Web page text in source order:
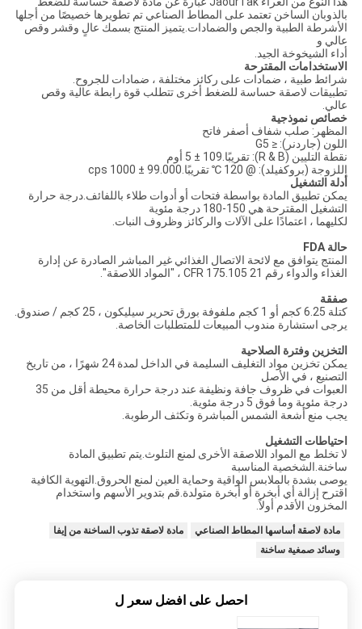
بالذوبان الساخن تعتمد على المطاط الصناعي تم تطويرها خصيصًا من أجلها
الأشرطة الطبية والجص والضمادات.يتميز المنتج بسمك عالٍ وقشر وقص
عالي و
أداء الشيخوخة الجيد.
الاستخدامات المقترحة
شرائط طبية ، ضمادات على ركائز مختلفة ، ضمادات للجروح.
تطبيقات لاصقة حساسة للضغط أخرى تتطلب قوة رابطة عالية وقص
عالي.
خصائص نموذجية
المظهر: صلب شفاف أصفر فاتح
اللون (جاردنر): ≤ G5
نقطة التليين (R & B): تقريبًا.109 ± 5 أوم
اللزوجة (بروكفيلد): @ 120 ℃ تقريبًا.99.000 ± 1000 cps
أدلة التشغيل
يمكن تطبيق المادة بواسطة فتحات أو أدوات طلاء باللفائف.درجة حرارة
التشغيل المقترحة هي 150-180 درجة مئوية
لكليهما ، اعتمادًا على الآلات والركائز وظروف النبات.
حالة FDA
المنتج يتوافق مع لائحة الاتصال الغذائي غير المباشر الصادرة عن إدارة
الغذاء والدواء رقم 21 CFR 175.105 ، "المواد اللاصقة".
صفقة
كتلة 6.25 كجم أو 1 كجم ملفوفة بورق تحرير سيليكون ، 25 كجم / صندوق.
يرجى استشارة مندوب المبيعات للمتطلبات الخاصة.
التخزين وفترة الصلاحية
يمكن تخزين مواد التغليف السليمة في الداخل لمدة 24 شهرًا ، من تاريخ
التصنيع ، في الأصل
العبوات في ظروف جافة ونظيفة عند درجة حرارة محيطة أقل من 35
درجة مئوية وما فوق 5 درجة مئوية.
يجب منع أشعة الشمس المباشرة وتكثف الرطوبة.
احتياطات التشغيل
لا تخلط مع المواد اللاصقة الأخرى لمنع التلوث.يتم تطبيق المادة
ساخنة.الشخصية المناسبة
يوصى بشدة بالملابس الواقية وحماية العين لمنع الحروق.التهوية الكافية
اقترح إزالة أي أبخرة أو أبخرة متولدة.قم بتدوير الأسهم واستخدام
المخزون الأقدم أولاً.
مادة لاصقة أساسها المطاط الصناعي
مادة لاصقة تذوب الساخنة من إيفا
وسائد صمغية ساخنة
احصل على افضل سعر ل